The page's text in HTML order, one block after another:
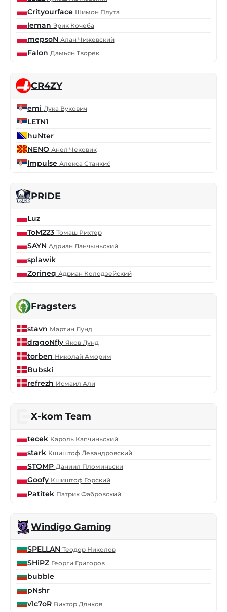
Crityourface Шимон Плута
leman Эрик Кочеба
mepsoN Алан Чижевский
Falon Дамьян Творек
CR4ZY
emi Лука Вукович
LETN1
huNter
NENO Анел Чековик
Impulse Алекса Станкиć
PRIDE
Luz
ToM223 Томаш Рихтер
SAYN Адриан Ланчыньский
splawik
Zorineq Адриан Колодзейский
Fragsters
stavn Мартин Лунд
dragoNfly Яков Лунд
torben Николай Аморим
Bubski
refrezh Исмаил Али
X-kom Team
tecek Кароль Капчиньский
stark Кшиштоф Левандровский
STOMP Даниил Пломиньски
Goofy Кшиштоф Горский
Patitek Патрик Фабровский
Windigo Gaming
SPELLAN Теодор Николов
SHiPZ Георги Григоров
bubble
pNshr
v1c7oR Виктор Дянков